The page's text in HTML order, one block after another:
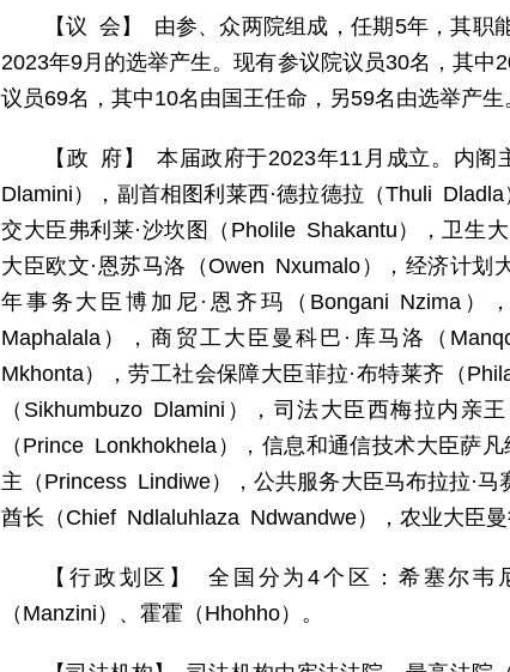
【议 会】 由参、众两院组成，任期5年，其职
2023年9月的选举产生。现有参议院议员30名，其
议员69名，其中10名由国王任命，另59名由选举产生
【政 府】 本届政府于2023年11月成立。内
Dlamini），副首相图利莱西·德拉德拉（Thuli
交大臣弗利莱·沙坎图（Pholile Shakantu），卫生
大臣欧文·恩苏马洛（Owen Nxumalo），经济计划
年事务大臣博加尼·恩齐玛（Bongani Nzima）
Maphalala），商贸工大臣曼科巴·库马洛（
Mkhonta），劳工社会保障大臣菲拉·布特莱齐（
（Sikhumbuzo Dlamini），司法大臣西梅拉内亲
（Prince Lonkhokhela），信息和通信技术大臣萨
主（Princess Lindiwe），公共服务大臣马布拉拉·
酋长（Chief Ndlaluhlaza Ndwandwe），农业大臣曼
【行政划区】 全国分为4个区：希塞尔韦
（Manzini）、霍霍（Hhohho）。